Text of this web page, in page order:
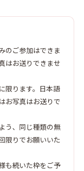
のご参加はできま
はお送りできませ
限ります。日本語
お写真はお送りで
う、同じ種類の無
限りでお願いいた
も続いた枠をご予